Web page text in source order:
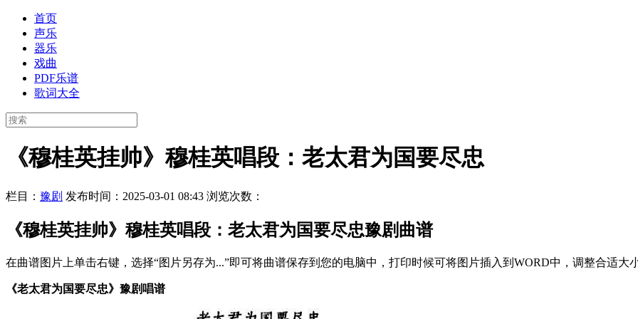
首页
声乐
器乐
戏曲
PDF乐谱
歌词大全
《穆桂英挂帅》穆桂英唱段：老太君为国要尽忠
栏目： 豫剧 发布时间：2025-03-01 08:43 浏览次数：
《穆桂英挂帅》穆桂英唱段：老太君为国要尽忠豫剧曲谱
在曲谱图片上单击右键，选择“图片另存为...”即可将曲谱保存到您的电脑中，打印时候可将图片插入到WORD中，调整合适大
《老太君为国要尽忠》豫剧唱谱